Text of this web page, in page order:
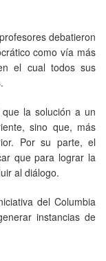
debatieron
como vía más
el cual todos sus
la solución a un
sino que, más
Por su parte, el
que para lograr la
al diálogo.
del Columbia
instancias de